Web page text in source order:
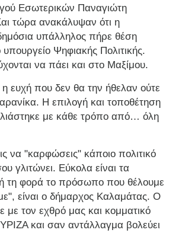
Εσωτερικών Παναγιώτη
τώρα ανακάλυψαν ότι η
υπάλληλος πήρε θέση
Ψηφιακής Πολιτικής.
να πάει και στο Μαξίμου.
η ευχή που δεν θα την ήθελαν ούτε
Η επιλογή και τοποθέτηση
με κάθε τρόπο από… όλη
να "καρφώσεις" κάποιο πολιτικό
γλιτώνει. Εύκολα είναι τα
τη φορά το πρόσωπο που θέλουμε
είναι ο δήμαρχος Καλαμάτας. Ο
με τον εχθρό μας και κομματικό
και σαν αντάλλαγμα βολεύει